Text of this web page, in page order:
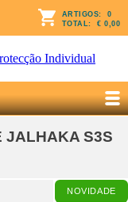
ARTIGOS: 0
TOTAL: € 0,00
JALHAKA S3S
NOVIDADE